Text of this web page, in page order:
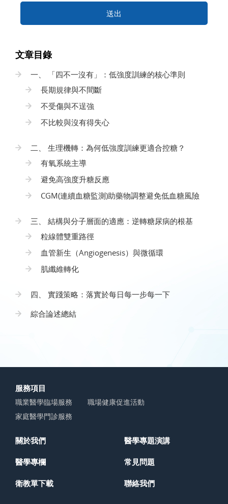
送出
文章目錄
一、 「四不一沒有」：低強度訓練的核心準則
長期規律與不間斷
不受傷與不逞強
不比較與沒有得失心
二、 生理機轉：為何低強度訓練更適合控糖？
有氧系統主導
避免高強度升糖反應
CGM(連續血糖監測)助藥物調整避免低血糖風險
三、 結構與分子層面的適應：逆轉糖尿病的根基
粒線體雙重路徑
血管新生（Angiogenesis）與微循環
肌纖維轉化
四、 實踐策略：落實於每日每一步每一下
綜合論述總結
服務項目
職業醫學臨場服務
職場健康促進活動
家庭醫學門診服務
關於我們 醫學專題演講
醫學專欄 常見問題
衛教單下載 聯絡我們